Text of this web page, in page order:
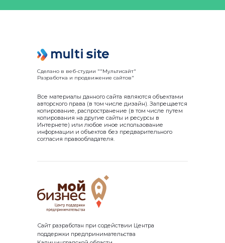
Сделано в веб-студии ""Мультисайт"
Разработка и продвижение сайтов"
Все материалы данного сайта являются объектами
авторского права (в том числе дизайн). Запрещается
копирование, распространение (в том числе путем
копирования на другие сайты и ресурсы в
Интернете) или любое иное использование
информации и объектов без предварительного
согласия правообладателя.
Сайт разработан при содействии Центра
поддержки предпринимательства